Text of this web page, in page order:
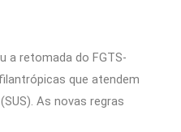
a retomada do FGTS-
que atendem
As novas regras